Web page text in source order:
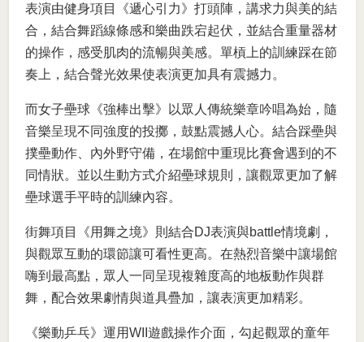
表演由健身項目《遞心引力》打頭陣，講求力與美的結
合，結合舞蹈線條感和樂曲跌宕起伏，並結合重量器材
的操作，感受肌肉的流暢與美感。單槓上的訓練踩在節
奏上，結合聲光效果使表演更加具有震撼力。
而女子壘球《強棒出擊》以眾人傳統樂章吟唱為始，隨
音樂呈現不同強度的投擲，鼓點震撼人心。結合踩壘與
撲壘動作、內外野守備，在場館中重現比賽會遇到的不
同情狀。並以生動方式介紹壘球規則，讓觀眾更加了解
壘球選手平時的訓練內容。
街舞項目《用舞之境》則結合DJ表演與battle情境劇，
與觀眾互動的環節讓可看性更高。在熱烈音樂中讓場館
嗨到最高點，眾人一同呈現複雜度高的地板動作與群
舞，配合效果劇情與道具疊加，讓表演更加精彩。
《樂動乒乓》運用WII遊戲操作介面，勾起觀眾的童年